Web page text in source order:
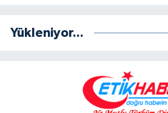
Yükleniyor...